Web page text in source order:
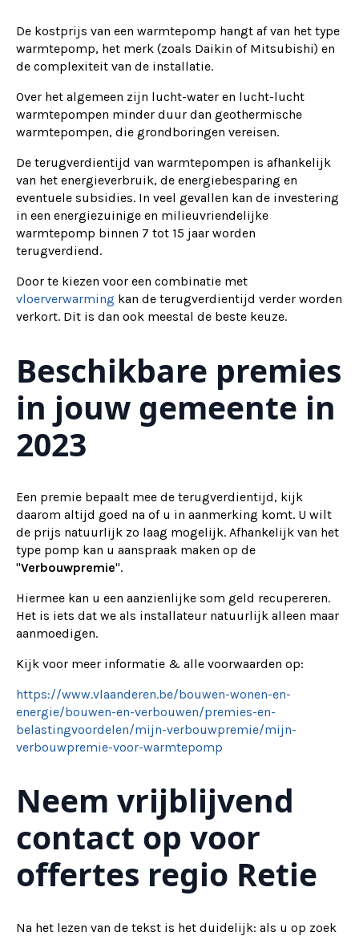
De kostprijs van een warmtepomp hangt af van het type
warmtepomp, het merk (zoals Daikin of Mitsubishi) en
de complexiteit van de installatie.
Over het algemeen zijn lucht-water en lucht-lucht
warmtepompen minder duur dan geothermische
warmtepompen, die grondboringen vereisen.
De terugverdientijd van warmtepompen is afhankelijk
van het energieverbruik, de energiebesparing en
eventuele subsidies. In veel gevallen kan de investering
in een energiezuinige en milieuvriendelijke
warmtepomp binnen 7 tot 15 jaar worden
terugverdiend.
Door te kiezen voor een combinatie met
vloerverwarming kan de terugverdientijd verder worden
verkort. Dit is dan ook meestal de beste keuze.
Beschikbare premies
in jouw gemeente in
2023
Een premie bepaalt mee de terugverdientijd, kijk
daarom altijd goed na of u in aanmerking komt. U wilt
de prijs natuurlijk zo laag mogelijk. Afhankelijk van het
type pomp kan u aanspraak maken op de
"Verbouwpremie".
Hiermee kan u een aanzienlijke som geld recupereren.
Het is iets dat we als installateur natuurlijk alleen maar
aanmoedigen.
Kijk voor meer informatie & alle voorwaarden op:
https://www.vlaanderen.be/bouwen-wonen-en-
energie/bouwen-en-verbouwen/premies-en-
belastingvoordelen/mijn-verbouwpremie/mijn-
verbouwpremie-voor-warmtepomp
Neem vrijblijvend
contact op voor
offertes regio Retie
Na het lezen van de tekst is het duidelijk: als u op zoek